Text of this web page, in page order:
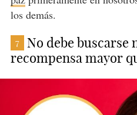
los demás.
7
No debe buscarse
recompensa mayor